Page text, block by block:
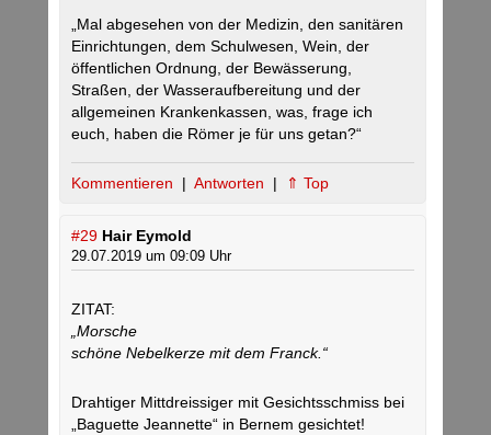
„Mal abgesehen von der Medizin, den sanitären
Einrichtungen, dem Schulwesen, Wein, der
öffentlichen Ordnung, der Bewässerung,
Straßen, der Wasseraufbereitung und der
allgemeinen Krankenkassen, was, frage ich
euch, haben die Römer je für uns getan?“
Kommentieren | Antworten | ⇑ Top
#29 Hair Eymold
29.07.2019 um 09:09 Uhr
ZITAT:
„Morsche
schöne Nebelkerze mit dem Franck.“
Drahtiger Mittdreissiger mit Gesichtsschmiss bei
„Baguette Jeannette“ in Bernem gesichtet!